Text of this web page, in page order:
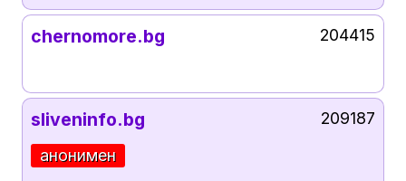
chernomore.bg 204415
sliveninfo.bg
анонимен
209187